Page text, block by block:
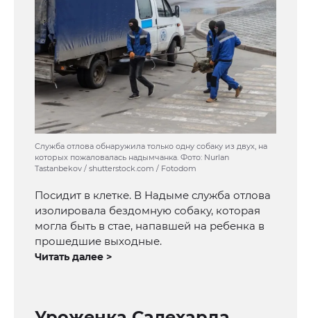
Служба отлова обнаружила только одну собаку из двух, на
которых пожаловалась надымчанка. Фото: Nurlan
Tastanbekov / shutterstock.com / Fotodom
Посидит в клетке. В Надыме служба отлова
изолировала бездомную собаку, которая
могла быть в стае, напавшей на ребенка в
прошедшие выходные.
Читать далее >